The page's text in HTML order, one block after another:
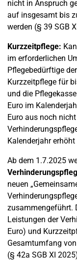
nicht in Anspruch
auf insgesamt bis
werden (§ 39 SGB
Kurzzeitpflege:
im erforderlichen
Pflegebedürftige
Kurzzeitpflege für
und die
Euro im
Euro aus noch
Kalenderjahr
Ab dem 1.7.2025
neuen
zusammengeführt.
Leistungen der
Euro) und
Gesamtumfang
(§ 42a SGB XI